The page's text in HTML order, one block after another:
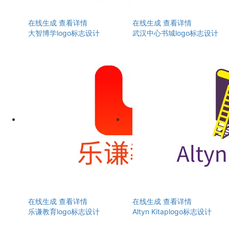
在线生成 查看详情
大智博学logo标志设计
在线生成 查看详情
武汉中心书城logo标志设计
在线生成 查看详情
乐谦教育logo标志设计
在线生成 查看详情
Altyn Kitaplogo标志设计